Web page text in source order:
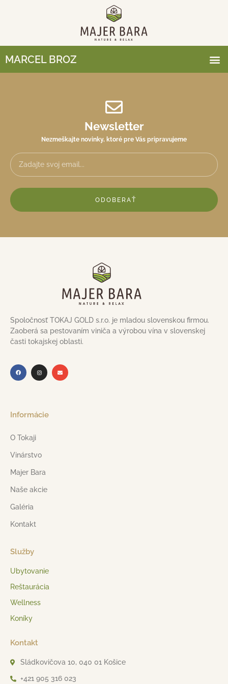
MARCEL BROZ
Newsletter
Nezmeškajte novinky, ktoré pre Vás pripravujeme
ODOBERAŤ
Spoločnosť TOKAJ GOLD s.r.o. je mladou slovenskou firmou.
Zaoberá sa pestovaním viniča a výrobou vína v slovenskej
časti tokajskej oblasti.
Informácie
O Tokaji
Vinárstvo
Majer Bara
Naše akcie
Galéria
Kontakt
Služby
Ubytovanie
Reštaurácia
Wellness
Koníky
Kontakt
Sládkovičova 10, 040 01 Košice
+421 905 316 023